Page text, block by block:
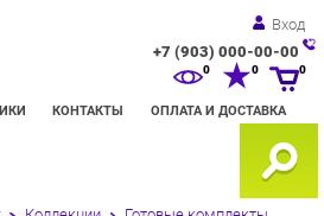
Вход
+7 (903) 000-00-00
КОНТАКТЫ ОПЛАТА И ДОСТАВКА
0 0
Коллекции Готовые комплекты